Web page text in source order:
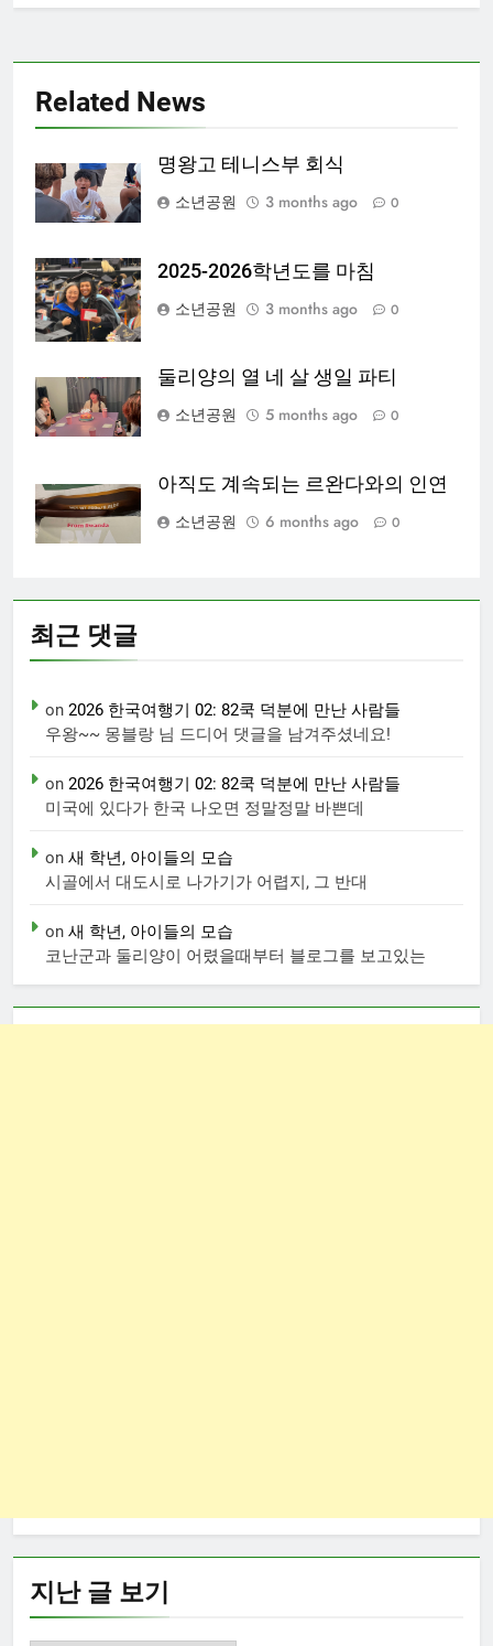
Related News
명왕고 테니스부 회식
소년공원
3 months ago 0
2025-2026학년도를 마침
소년공원
3 months ago 0
둘리양의 열 네 살 생일 파티
소년공원
5 months ago 0
아직도 계속되는 르완다와의 인연
소년공원
6 months ago 0
최근 댓글
on 2026 한국여행기 02: 82쿡 덕분에 만난 사람들
우왕~~ 몽블랑 님 드디어 댓글을 남겨주셨네요!
on 2026 한국여행기 02: 82쿡 덕분에 만난 사람들
미국에 있다가 한국 나오면 정말정말 바쁜데
on 새 학년, 아이들의 모습
시골에서 대도시로 나가기가 어렵지, 그 반대
on 새 학년, 아이들의 모습
코난군과 둘리양이 어렸을때부터 블로그를 보고있는
지난 글 보기